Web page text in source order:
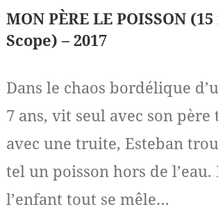
MON PÈRE LE POISSON
Scope) – 2017
Dans le chaos bordélique
7 ans, vit seul avec son
avec une truite, Esteban
tel un poisson hors de
l’enfant tout se mêle…